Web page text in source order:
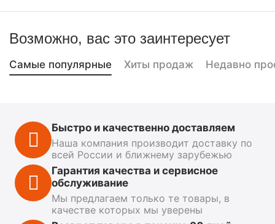
Возможно, вас это заинтересует
Самые популярные Хиты продаж Недавно
Быстро и качественно доставляем
Наша компания производит доставку по
всей России и ближнему зарубежью
Гарантия качества и сервисное
обслуживание
Мы предлагаем только те товары, в
качестве которых мы уверены